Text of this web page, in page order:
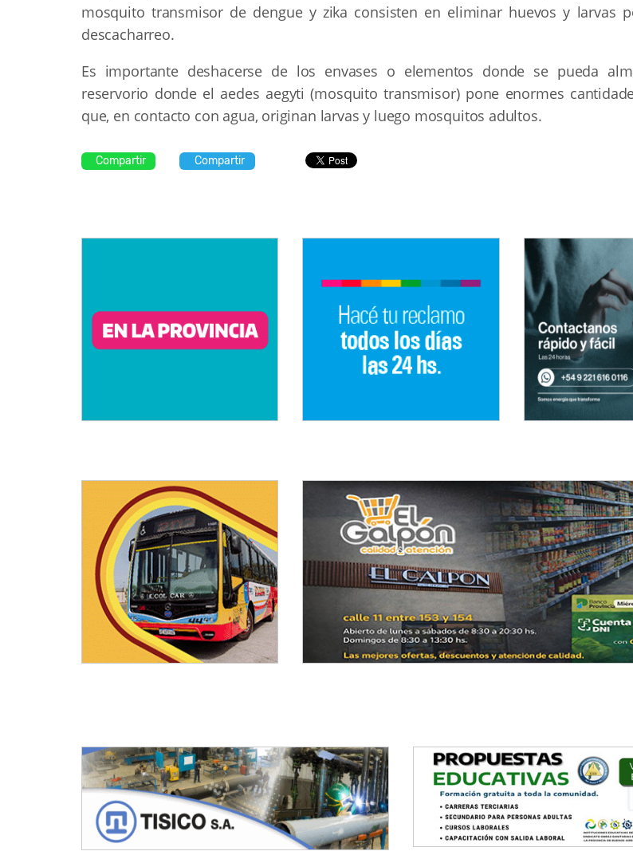
mosquito transmisor de dengue y zika consisten en eliminar huevos y larvas
descacharreo.
Es importante deshacerse de los envases o elementos donde se pueda
reservorio donde el aedes aegyti (mosquito transmisor) pone enormes
que, en contacto con agua, originan larvas y luego mosquitos adultos.
Compartir Compartir